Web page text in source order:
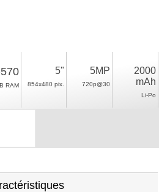
RAM
5"
854x480 pix.
5MP
720p@30
2000
mAh
Li-Po